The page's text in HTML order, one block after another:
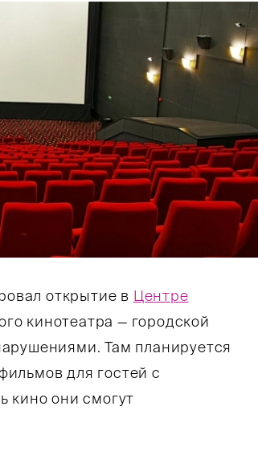
открытие в Центре
кинотеатра — городской
Там планируется
для гостей с
кино они смогут